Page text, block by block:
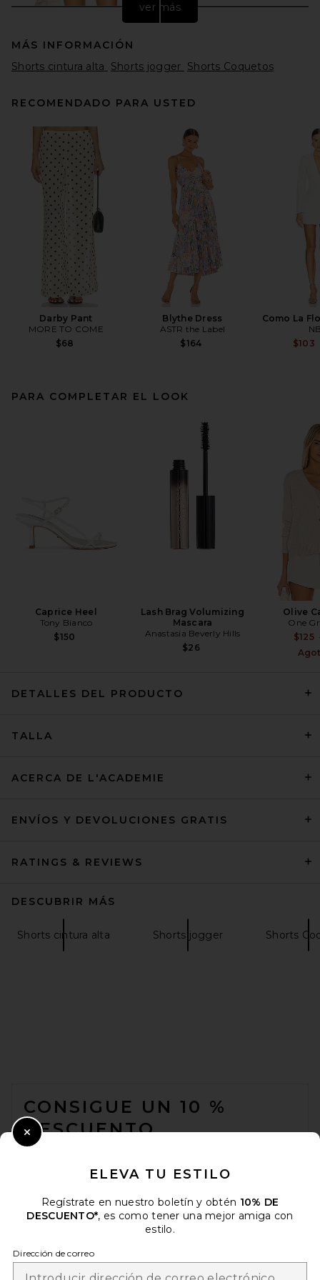
LPA Clara Mini Skort in Ivory
LPA
$142
Precio anterior:
$159
Amanda Uprichard
ver más
MÁS INFORMACIÓN
Shorts cintura alta
Shorts jogger Shorts Coquetos
RECOMENDADO PARA USTED
Darby Pant
MORE TO COME
$68
Blythe Dress
ASTR the Label
$164
Como La
$103
PARA COMPLETAR EL LOOK
Caprice Heel
Tony Bianco
$150
Lash Brag Volumizing
Mascara
Anastasia Beverly Hills
$26
Olive
One
$125
DETALLES DEL PRODUCTO
TALLA
ACERCA DE L'ACADEMIE
ENVÍOS Y DEVOLUCIONES GRATIS
RATINGS & REVIEWS
DESCUBRIR MÁS
Shorts cintura alta Shorts jogger Shorts
CONSIGUE UN 10 %
DESCUENTO
electrónico. Puede retirarse en cualquier momento.
Email Address
ELEVA TU ESTILO
Regístrate en nuestro boletín y obtén 10% DE
DESCUENTO*, es como tener una mejor amiga con
estilo.
Dirección de correo
Close Modal